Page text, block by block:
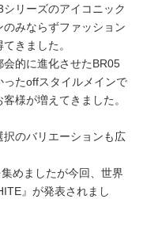
リーズのアイコニック
みならずファッション
きました。
的に進化させたBR05
たoffスタイルメインで
様が増えてきました。
のバリエーションも広
めましたが今回、世界
』が発表されまし